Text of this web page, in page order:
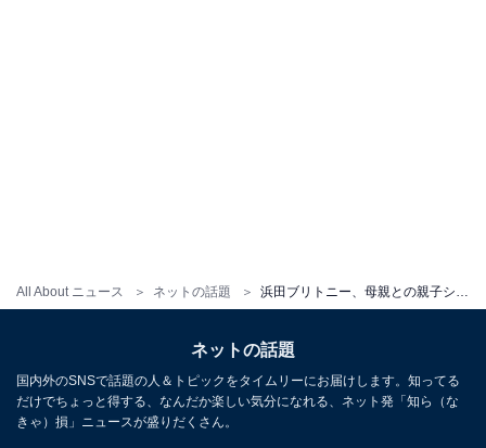
All About ニュース ネットの話題 浜田ブリトニー、母親との親子ショット公開！ 息子＆娘との顔出しショットも「おっきくなってる」
ネットの話題
国内外のSNSで話題の人＆トピックをタイムリーにお届けします。知ってる
だけでちょっと得する、なんだか楽しい気分になれる、ネット発「知ら（な
きゃ）損」ニュースが盛りだくさん。